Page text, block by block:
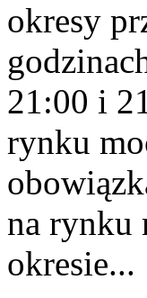
okresy
21:00 i
rynku
na rynku
okresie...